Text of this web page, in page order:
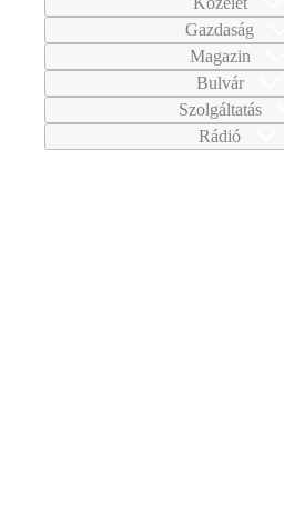
Gazdaság
Magazin
Bulvár
Szolgáltatás
Rádió